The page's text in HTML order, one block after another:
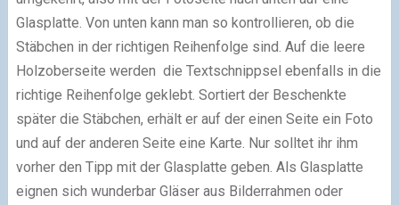
Glasplatte. Von unten kann man so kontrollieren, ob die
Stäbchen in der richtigen Reihenfolge sind. Auf die leere
Holzoberseite werden die Textschnippsel ebenfalls in die
richtige Reihenfolge geklebt. Sortiert der Beschenkte
später die Stäbchen, erhält er auf der einen Seite ein Foto
und auf der anderen Seite eine Karte. Nur solltet ihr ihm
vorher den Tipp mit der Glasplatte geben. Als Glasplatte
eignen sich wunderbar Gläser aus Bilderrahmen oder